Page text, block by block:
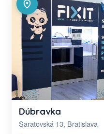
Dúbravka
Saratovská 13, Bratislava